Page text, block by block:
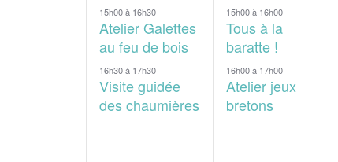
15h00à 16h30
Atelier Galettes
au feu de bois
16h30à 17h30
Visite guidée
des chaumières
15h00à 16h00
Tous à la
baratte !
16h00à 17h00
Atelier jeux
bretons